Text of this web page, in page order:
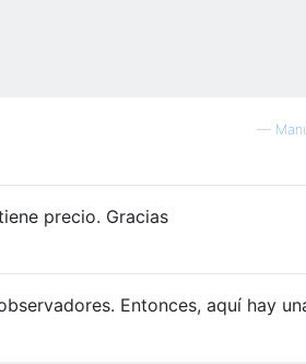
—
precio. Gracias
Entonces, aquí hay